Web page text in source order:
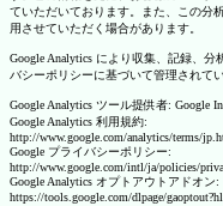
ていただいております。また、この分
用させていただく場合があります。
Google Analytics により収集、記録、
バシーポリシーに基づいて管理されてい
Google Analytics ツール提供者: Google
Google Analytics 利用規約:
http://www.google.com/analytics/terms/
Google プライバシーポリシー:
http://www.google.com/intl/ja/policies/
Google Analytics オプトアウトアドオン:
https://tools.google.com/dlpage/